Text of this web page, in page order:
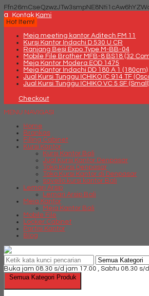
q
Kontak Kami
Hot Item!
Meja meeting kantor Aditech FM 11
Kursi Kantor Indachi D 530 U CR
Ranjang Besi Expo Type M-BB-04
Mobile File Brother MFB-8 BS18 (32
Meja Kantor Modera EOD 1475
Meja Kantor Indachi DD 180 A 1 (180cm)
Jual Kursi Tunggu ICHIKO IC 914 TF
Jual Kursi Tunggu ICHIKO VC 5 SF (Small)
Checkout
MENU NAVIGASI
Home
Brankas
Filling Cabinet
Kursi Kantor
Kursi Kantor Bali
Jual Kursi Kantor Denpasar
Toko Kursi Denpasar
Toko Kursi Kantor di Denpasar
savello kursi kantor Bali
Lemari Arsip
Lemari Arsip Bali
Meja Kantor
Meja Kantor Bali
Mobile File
Locker Cabinet
Partisi Kantor
Blog
Buka jam 08.30 s/d jam 17.00 , Sabtu 08.30 s/
Semua Kategori Produk